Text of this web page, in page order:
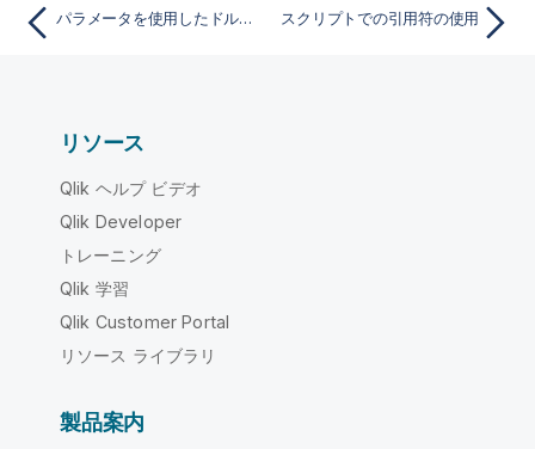
パラメータを使用したドル記号展開 スクリプトでの引用符の使用
リソース
Qlik ヘルプ ビデオ
Qlik Developer
トレーニング
Qlik 学習
Qlik Customer Portal
リソース ライブラリ
製品案内